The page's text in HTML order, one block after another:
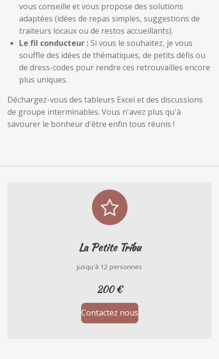
vous conseille et vous propose des solutions
adaptées (idées de repas simples, suggestions de
traiteurs locaux ou de restos accueillants).
Le fil conducteur :Si vous le souhaitez, je vous
souffle des idées de thématiques, de petits défis ou
de dress-codes pour rendre ces retrouvailles encore
plus uniques.
Déchargez-vous des tableurs Excel et des discussions
de groupe interminables. Vous n'avez plus qu'à
savourer le bonheur d'être enfin tous réunis !
La Petite Tribu
jusqu'à 12 personnes
200 €
Contactez nous